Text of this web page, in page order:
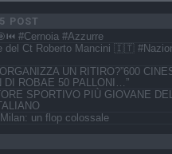
POST
#Cernoia #Azzurre
del Ct Roberto Mancini 🇮🇹
UN RITIRO?”600
DI ROBAE 50 PALLONI…”
SPORTIVO PIÙ GIOVANE
un flop colossale